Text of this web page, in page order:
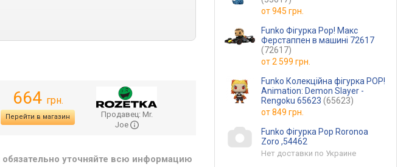
664 грн.
Перейти в магазин Продавец: Mr.
Joe
обязательно уточняйте всю информацию
от945 грн.
Funko Фігурка Pop! Макс
Ферстаппен в машині 72617
(72617)
от2 599 грн.
Funko Колекційна фігурка POP!
Animation: Demon Slayer -
Rengoku 65623 (65623)
от849 грн.
Funko Фігурка Pop Roronoa
Zoro ,54462
Нет доставки по Украине